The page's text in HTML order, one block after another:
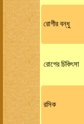
রোগীর বন্ধু
রোগের চিকিৎসা
রসিক